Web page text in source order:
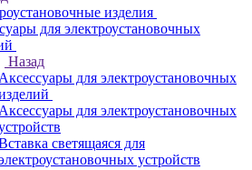
изделия
для электроустановочных
Назад
Аксессуары для электроустановочных
Аксессуары для электроустановочных
светящаяся для
устройств